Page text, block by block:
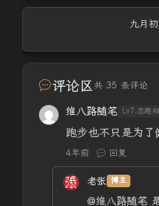
九月
评论区共 35 条评论
维八路随笔 Lv7.志趣
跑步也不只是为
4年前 回复
老张 博主
@维八路随笔